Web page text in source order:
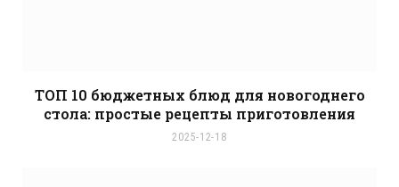
ТОП 10 бюджетных блюд для новогоднего
стола: простые рецепты приготовления
2025-12-18